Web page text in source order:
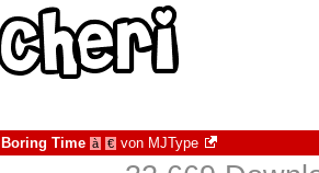
Boring Time à € von MJType